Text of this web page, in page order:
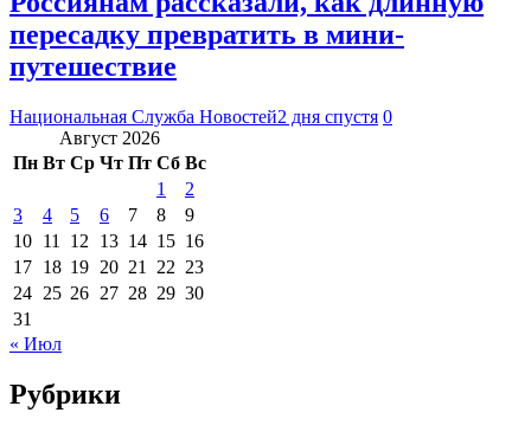
пересадку превратить в мини-
путешествие
Национальная Служба Новостей2 дня спустя 0
Август 2026
Пн Вт Ср Чт Пт Сб Вс
1
2
3
4 5 6 7 8
9
10 11 12 13 14 15 16
17 18 19 20 21 22 23
24 25 26 27 28 29 30
31
« Июл
Рубрики